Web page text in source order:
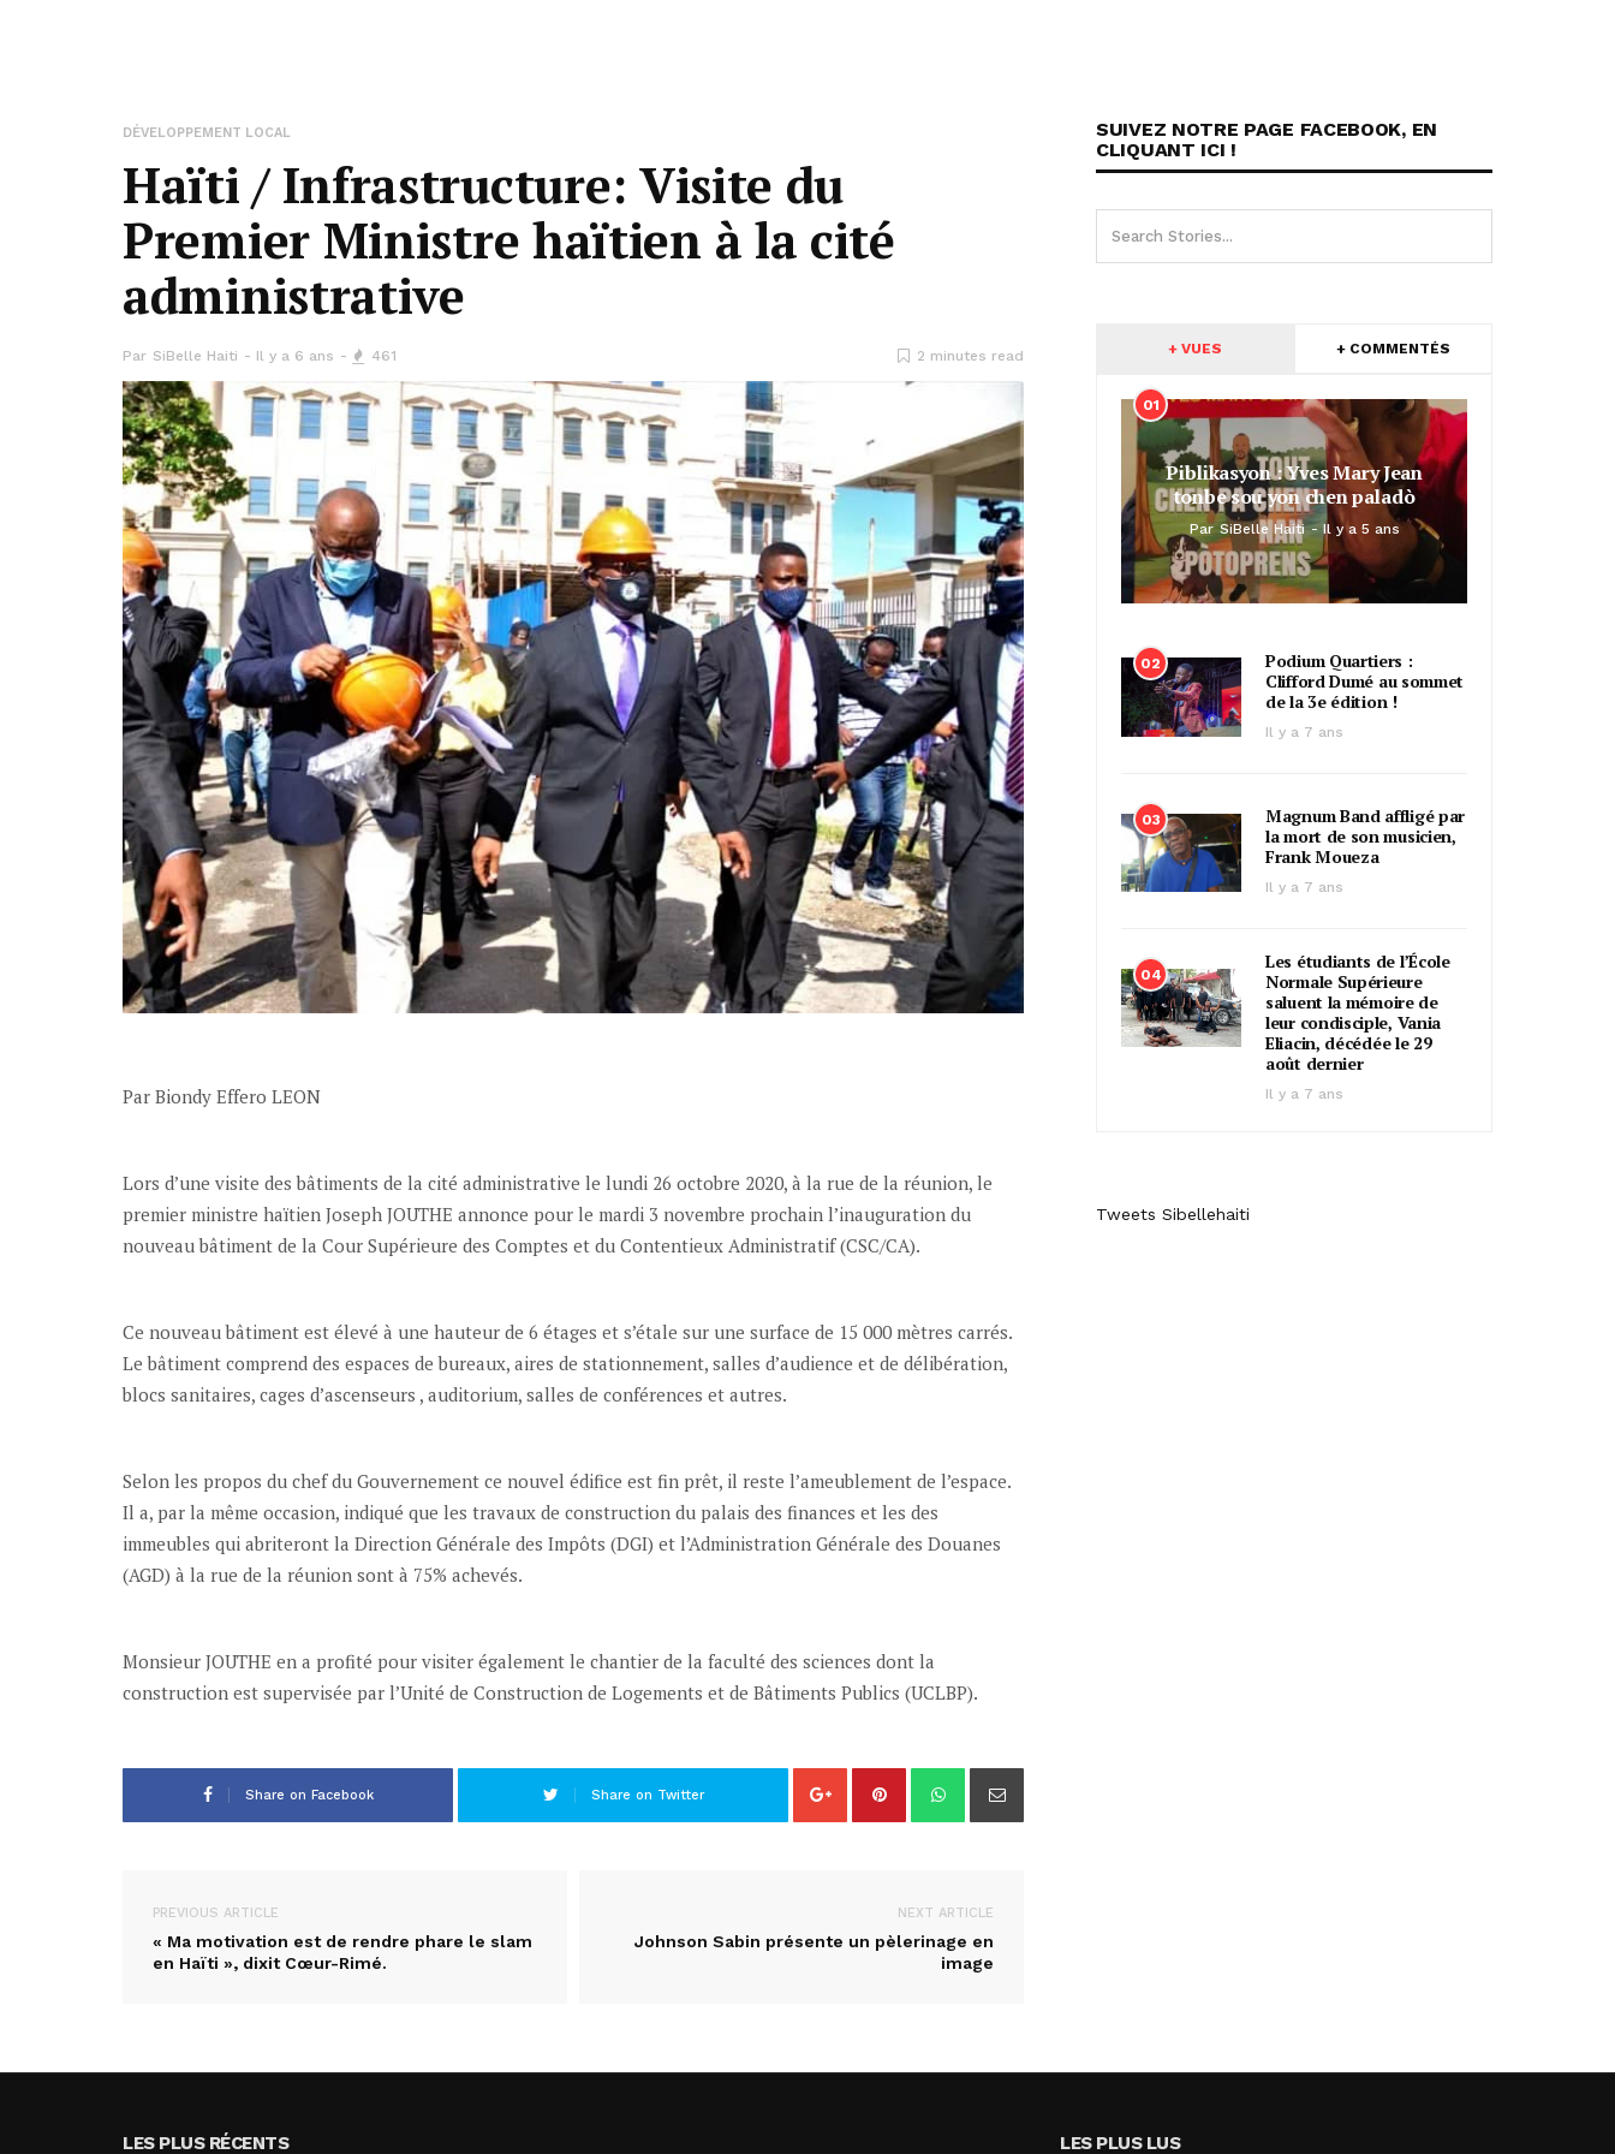
DÉVELOPPEMENT LOCAL
Haïti / Infrastructure: Visite du
Premier Ministre haïtien à la cité
administrative
Par SiBelle Haiti Il y a 6 ans 461 2 minutes read
Par Biondy Effero LEON
Lors d’une visite des bâtiments de la cité administrative le lundi 26 octobre 2020, à la rue de la réunion, le
premier ministre haïtien Joseph JOUTHE annonce pour le mardi 3 novembre prochain l’inauguration du
nouveau bâtiment de la Cour Supérieure des Comptes et du Contentieux Administratif (CSC/CA).
Ce nouveau bâtiment est élevé à une hauteur de 6 étages et s’étale sur une surface de 15 000 mètres carrés.
Le bâtiment comprend des espaces de bureaux, aires de stationnement, salles d’audience et de délibération,
blocs sanitaires, cages d’ascenseurs , auditorium, salles de conférences et autres.
Selon les propos du chef du Gouvernement ce nouvel édifice est fin prêt, il reste l’ameublement de l’espace.
Il a, par la même occasion, indiqué que les travaux de construction du palais des finances et les des
immeubles qui abriteront la Direction Générale des Impôts (DGI) et l’Administration Générale des Douanes
(AGD) à la rue de la réunion sont à 75% achevés.
Monsieur JOUTHE en a profité pour visiter également le chantier de la faculté des sciences dont la
construction est supervisée par l’Unité de Construction de Logements et de Bâtiments Publics (UCLBP).
Share on Facebook Share on Twitter
PREVIOUS ARTICLE
« Ma motivation est de rendre phare le slam
en Haïti », dixit Cœur-Rimé.
NEXT ARTICLE
Johnson Sabin présente un pèlerinage en
image
SUIVEZ NOTRE PAGE FACEBOOK, EN
CLIQUANT ICI !
+ VUES + COMMENTÉS
01
Piblikasyon : Yves Mary Jean
tonbe sou yon chen paladò
Par SiBelle Haiti Il y a 5 ans
02
Podium Quartiers :
Clifford Dumé au sommet
de la 3e édition !
Il y a 7 ans
03
Magnum Band affligé par
la mort de son musicien,
Frank Moueza
Il y a 7 ans
04
Les étudiants de l’École
Normale Supérieure
saluent la mémoire de
leur condisciple, Vania
Eliacin, décédée le 29
août dernier
Il y a 7 ans
Tweets Sibellehaiti
LES PLUS RÉCENTS LES PLUS LUS